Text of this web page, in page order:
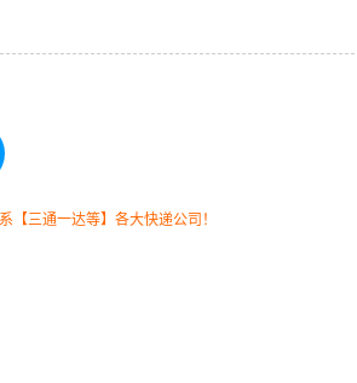
【三通一达等】各大快递公司！